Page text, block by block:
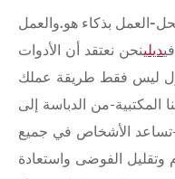
العمل بذكاء هو.والعمل
ديلينحن نعتقد أن الأدوات
ليس فقط طريقة عملك
من الدباسة إلى
تساعد الأشخاص في جميع
وتقليل الفوضى واستعادة